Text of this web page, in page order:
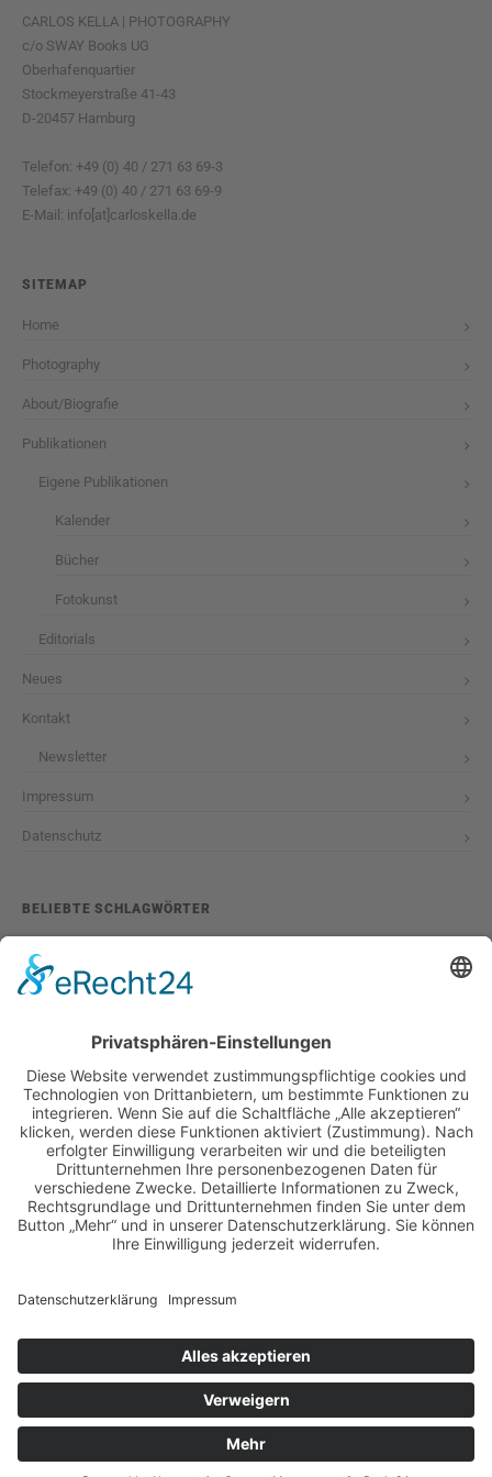
CARLOS KELLA | PHOTOGRAPHY
c/o SWAY Books UG
Oberhafenquartier
Stockmeyerstraße 41-43
D-20457 Hamburg
Telefon: +49 (0) 40 / 271 63 69-3
Telefax: +49 (0) 40 / 271 63 69-9
E-Mail: info[at]carloskella.de
SITEMAP
Home
Photography
About/Biografie
Publikationen
Eigene Publikationen
Kalender
Bücher
Fotokunst
Editorials
Neues
Kontakt
Newsletter
Impressum
Datenschutz
BELIEBTE SCHLAGWÖRTER
burlesque cuba special
girls & legendary us-cars kalender golden oldies
helge thomsen kalender kalender 2021 kalender 2022
kalender releaseparty livestream magazin modern pin-up
monatskalender neuerscheinungen oberhafen oldtimer
oldtimertreffen paula walks peter lemke
pin-up modelcontest print-magazin referenzen
schwarz-weiß fotografie street magazine sway books
tüv hanse gmbh us-cars
veranstaltungen weihnachten weihnachtsfeier
Copyright © Carlos Kella | Photography, alle Rechte vorbehalten |